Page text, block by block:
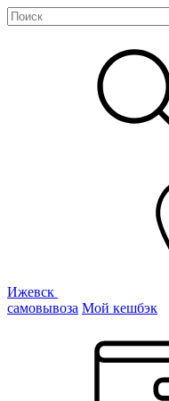
Ижевск
самовывоза Мой кешбэк